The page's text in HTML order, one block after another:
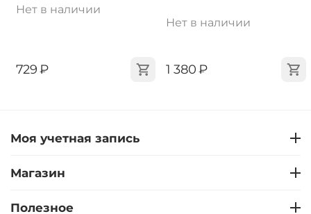
Нет в наличии
‍729‍ ₽
Нет в наличии
‍1 380‍₽
Моя учетная запись
Магазин
Полезное